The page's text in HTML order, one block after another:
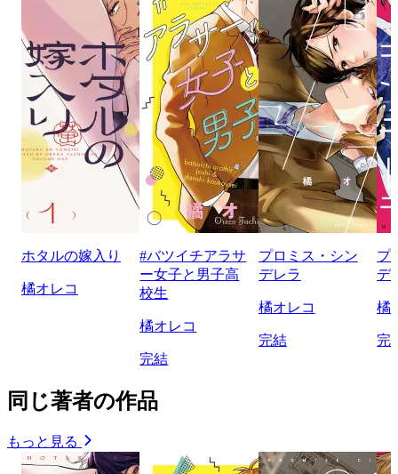
ホタルの嫁入り
橘オレコ
#バツイチアラサ
ー女子と男子高
校生
橘オレコ
完結
プロミス・シン
デレラ
橘オレコ
完結
プ
デ
橘
完
同じ著者の作品
もっと見る